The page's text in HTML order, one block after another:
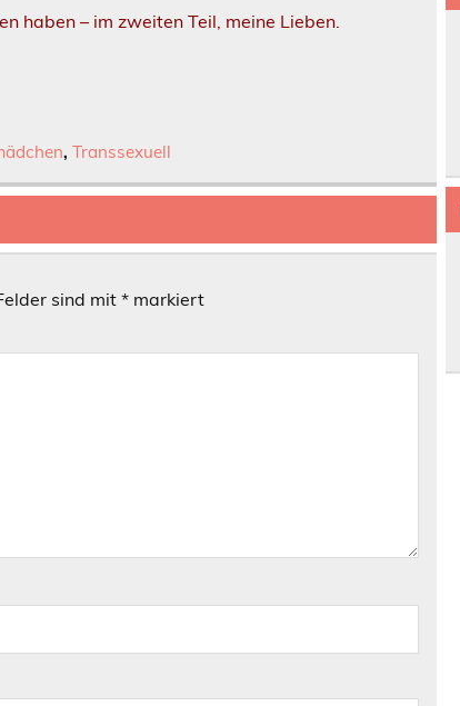
haben – im zweiten Teil, meine Lieben.
, Transsexuell
sind mit* markiert